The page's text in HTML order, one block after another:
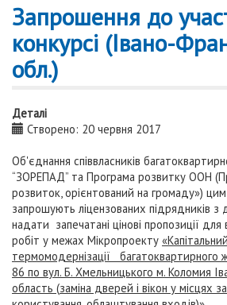
Запрошення до
конкурсі (Івано-
обл.)
Деталі
Створено: 20 червня 2017
Об'єднання співвласників
“ЗОРЕПАД” та Програма розвитку ООН
розвиток, орієнтований на громаду»)
запрошують ліцензованих підрядників
надати запечатані цінові пропозиції
робіт у межах Мікропроекту «
термомодернізації
86 по вул. Б. Хмельницького м. Коломия
область (заміна дверей і вікон у місцях